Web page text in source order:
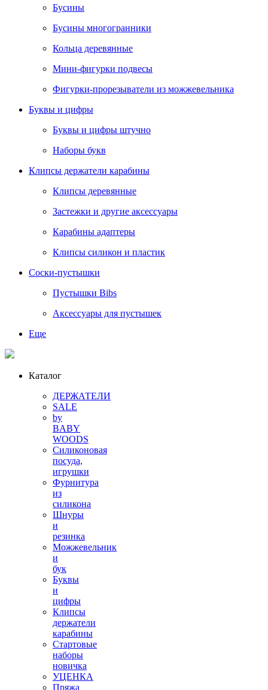
Бусины
Бусины многогранники
Кольца деревянные
Мини-фигурки подвесы
Фигурки-прорезыватели из можжевельника
Буквы и цифры
Буквы и цифры штучно
Наборы букв
Клипсы держатели карабины
Клипсы деревянные
Застежки и другие аксессуары
Карабины адаптеры
Клипсы силикон и пластик
Соски-пустышки
Пустышки Bibs
Аксессуары для пустышек
Еще
Каталог
ДЕРЖАТЕЛИ
SALE
by
BABY
WOODS
Силиконовая
посуда,
игрушки
Фурнитура
из
силикона
Шнуры
и
резинка
Можжевельник
и
бук
Буквы
и
цифры
Клипсы
держатели
карабины
Стартовые
наборы
новичка
УЦЕНКА
Пряжа